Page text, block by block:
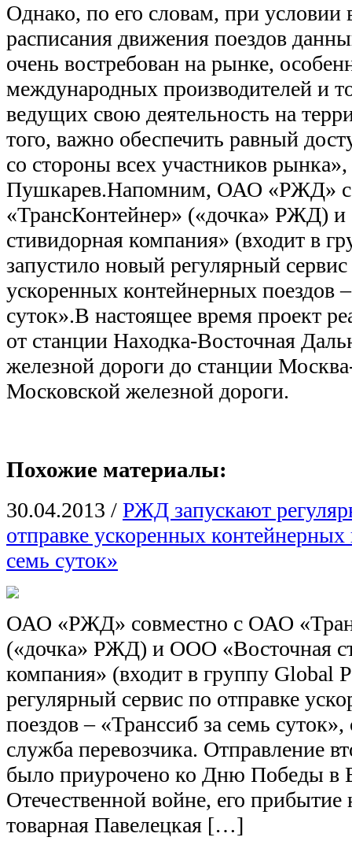
Однако, по его словам, при
расписания движения поездов
очень востребован на рынке,
международных производителей и
ведущих свою деятельность на
того, важно обеспечить равный
со стороны всех участников
Пушкарев.Напомним, ОАО «РЖД»
«ТрансКонтейнер» («дочка» РЖД)
стивидорная компания» (входит в
запустило новый регулярный
ускоренных контейнерных поездов
суток».В настоящее время проект
от станции Находка-Восточная
железной дороги до станции
Московской железной дороги.
Похожие материалы:
30.04.2013 / РЖД запускают
отправке ускоренных контейнерных
семь суток»
ОАО «РЖД» совместно с ОАО
(«дочка» РЖД) и ООО «Восточная
компания» (входит в группу Global
регулярный сервис по отправке
поездов – «Транссиб за семь
служба перевозчика. Отправление
было приурочено ко Дню Победы в
Отечественной войне, его
товарная Павелецкая […]